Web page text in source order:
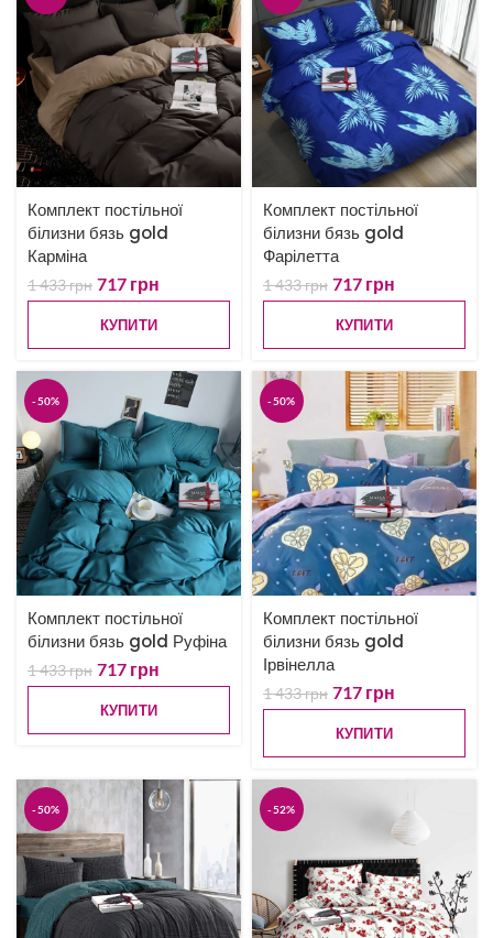
Комплект постільної
білизни бязь gold
Карміна
1 433грн 717 грн
КУПИТИ
Комплект постільної
білизни бязь gold
Фарілетта
1 433грн 717 грн
КУПИТИ
-50%
Комплект постільної
білизни бязь gold Руфіна
1 433грн 717 грн
КУПИТИ
-50%
Комплект постільної
білизни бязь gold
Ірвінелла
1 433грн 717 грн
КУПИТИ
-50% -52%